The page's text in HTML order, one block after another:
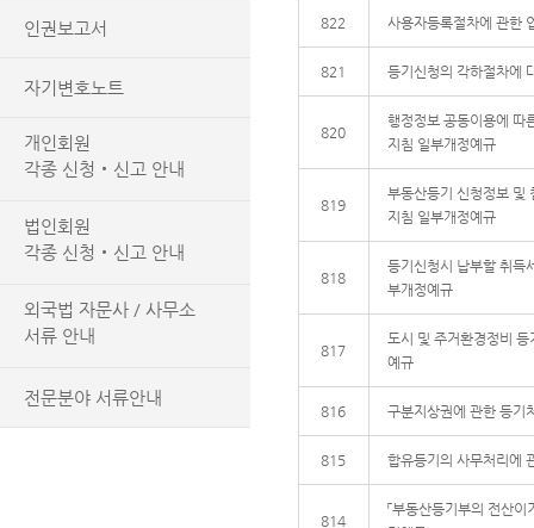
인권보고서
자기변호노트
개인회원
각종 신청‧신고 안내
법인회원
각종 신청‧신고 안내
외국법 자문사 / 사무소
서류 안내
전문분야 서류안내
822 사용자등록절차에 관한
821 등기신청의 각하절차에
820
행정정보 공동이용에 따
지침 일부개정예규
819
부동산등기 신청정보 및
지침 일부개정예규
818
등기신청시 납부할 취득
부개정예규
817
도시 및 주거환경정비
예규
816 구분지상권에 관한 등기
815 합유등기의 사무처리에
814
「부동산등기부의 전산이